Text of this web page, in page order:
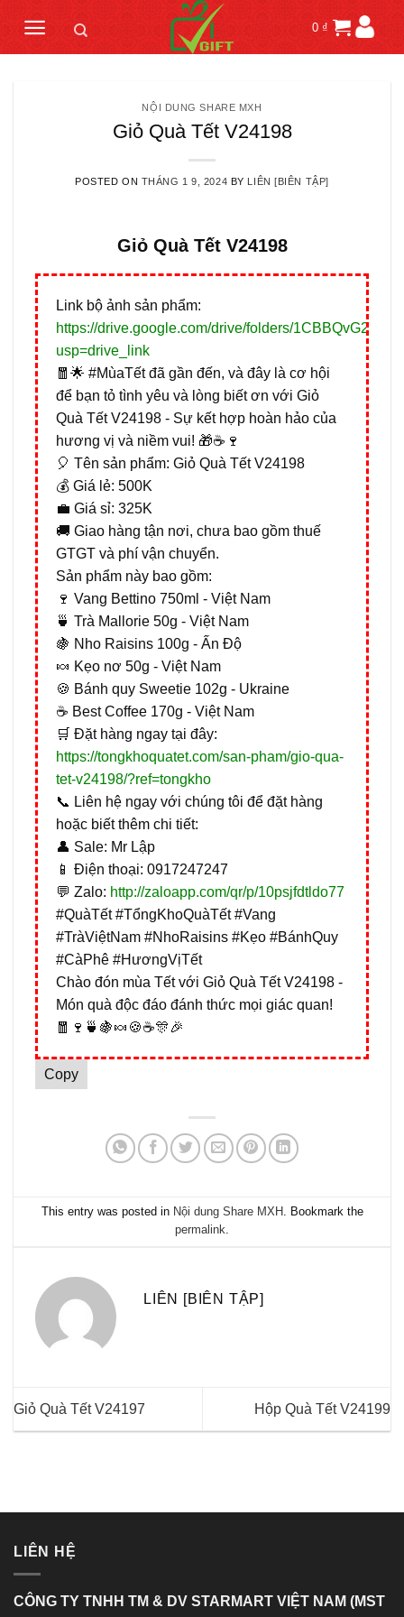
content
0 ₫
NỘI DUNG SHARE MXH
Giỏ Quà Tết V24198
POSTED ON THÁNG 1 9, 2024 BY LIÊN [BIÊN TẬP]
Giỏ Quà Tết V24198
Link bộ ảnh sản phẩm:
https://drive.google.com/drive/folders/
usp=drive_link
🧧🌟 #MùaTết đã gần đến, và đây là cơ hội
để bạn tỏ tình yêu và lòng biết ơn với Giỏ
Quà Tết V24198 - Sự kết hợp hoàn hảo của
hương vị và niềm vui! 🎁☕🍷
🎈 Tên sản phẩm: Giỏ Quà Tết V24198
💰 Giá lẻ: 500K
💼 Giá sỉ: 325K
🚚 Giao hàng tận nơi, chưa bao gồm thuế
GTGT và phí vận chuyển.
Sản phẩm này bao gồm:
🍷 Vang Bettino 750ml - Việt Nam
🍵 Trà Mallorie 50g - Việt Nam
🍇 Nho Raisins 100g - Ấn Độ
🍬 Kẹo nơ 50g - Việt Nam
🍪 Bánh quy Sweetie 102g - Ukraine
☕ Best Coffee 170g - Việt Nam
🛒 Đặt hàng ngay tại đây:
https://tongkhoquatet.com/san-pham/gio-qua-
tet-v24198/?ref=tongkho
📞 Liên hệ ngay với chúng tôi để đặt hàng
hoặc biết thêm chi tiết:
👤 Sale: Mr Lập
📱 Điện thoại: 0917247247
💬 Zalo: http://zaloapp.com/qr/p/10psjfdtldo77
#QuàTết #TổngKhoQuàTết #Vang
#TràViệtNam #NhoRaisins #Kẹo #BánhQuy
#CàPhê #HươngVịTết
Chào đón mùa Tết với Giỏ Quà Tết V24198 -
Món quà độc đáo đánh thức mọi giác quan!
🧧🍷🍵🍇🍬🍪☕🎊🎉
Copy
This entry was posted in Nội dung Share MXH . Bookmark the
permalink.
LIÊN [BIÊN TẬP]
Giỏ Quà Tết V24197 Hộp Quà Tết V24199
LIÊN HỆ
CÔNG TY TNHH TM & DV STARMART VIỆT NAM (MST